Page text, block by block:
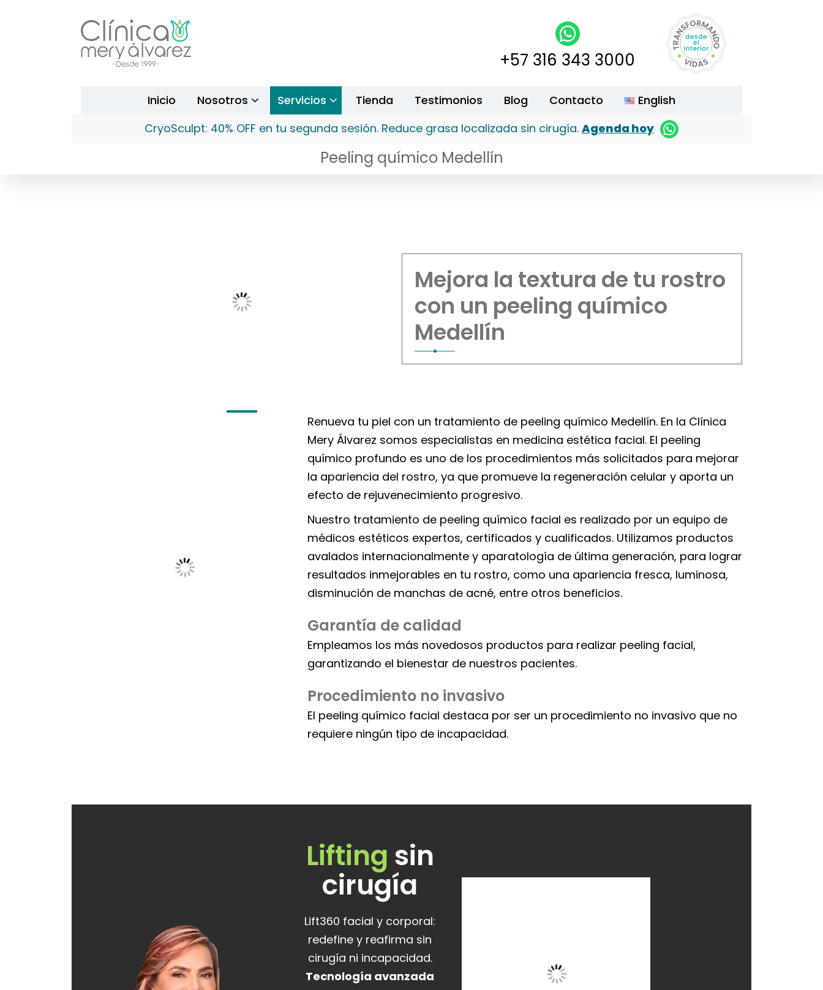
+57 316 343 3000
Inicio Nosotros Servicios Tienda Testimonios Blog Contacto
English
CryoSculpt: 40% OFF en tu segunda sesión. Reduce grasa localizada sin cirugía. Agenda hoy
Peeling químico Medellín
Mejora la textura de tu rostro
con un peeling químico
Medellín
Renueva tu piel con un tratamiento de peeling químico Medellín. En la Clínica
Mery Álvarez somos especialistas en medicina estética facial. El peeling
químico profundo es uno de los procedimientos más solicitados para mejorar
la apariencia del rostro, ya que promueve la regeneración celular y aporta un
efecto de rejuvenecimiento progresivo.
Nuestro tratamiento de peeling químico facial es realizado por un equipo de
médicos estéticos expertos, certificados y cualificados. Utilizamos productos
avalados internacionalmente y aparatología de última generación, para lograr
resultados inmejorables en tu rostro, como una apariencia fresca, luminosa,
disminución de manchas de acné, entre otros beneficios.
Garantía de calidad
Empleamos los más novedosos productos para realizar peeling facial,
garantizando el bienestar de nuestros pacientes.
Procedimiento no invasivo
El peeling químico facial destaca por ser un procedimiento no invasivo que no
requiere ningún tipo de incapacidad.
Lifting sin
cirugía
Lift360 facial y corporal:
redefine y reafirma sin
cirugía ni incapacidad.
Tecnología avanzada